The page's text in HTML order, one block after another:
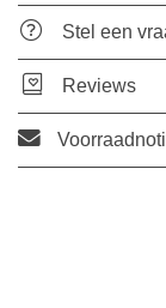
Stel een
Reviews